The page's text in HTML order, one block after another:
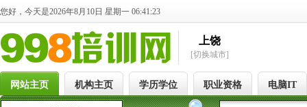
您好，今天是2026年8月10日 星期一 06:41:24
上饶
[切换城市]
网站主页 机构主页 学历学位 职业资格 电脑IT